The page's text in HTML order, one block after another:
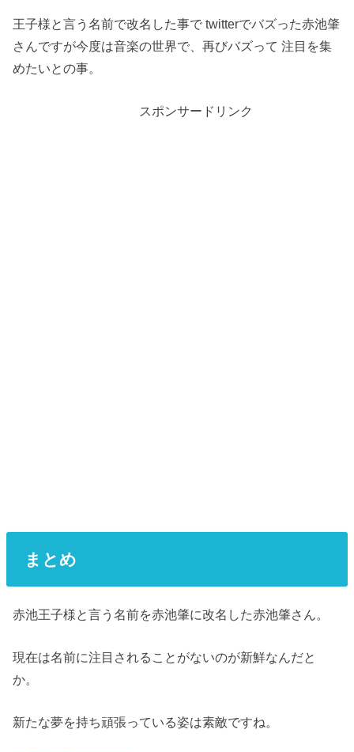
王子様と言う名前で改名した事で twitterでバズった赤池肇
さんですが今度は音楽の世界で、再びバズって 注目を集
めたいとの事。
スポンサードリンク
まとめ
赤池王子様と言う名前を赤池肇に改名した赤池肇さん。
現在は名前に注目されることがないのが新鮮なんだと
か。
新たな夢を持ち頑張っている姿は素敵ですね。